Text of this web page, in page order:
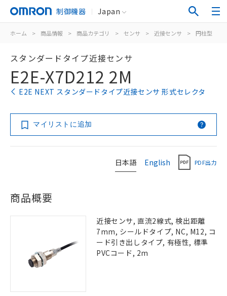
制御機器 Japan
ホーム > 商品情報 > 商品カテゴリ > センサ > 近接センサ > 円柱型
スタンダードタイプ近接センサ
E2E-X7D212 2M
E2E NEXT スタンダードタイプ近接センサ 形式セレクタ
マイリストに追加
日本語 English PDF出力
商品概要
近接センサ, 直流2線式, 検出距離
7mm, シールドタイプ, NC, M12, コ
ード引き出しタイプ, 有極性, 標準
PVCコード, 2m